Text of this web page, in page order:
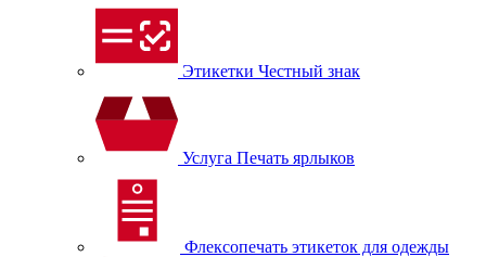
Этикетки Честный знак
Услуга Печать ярлыков
Флексопечать этикеток для одежды